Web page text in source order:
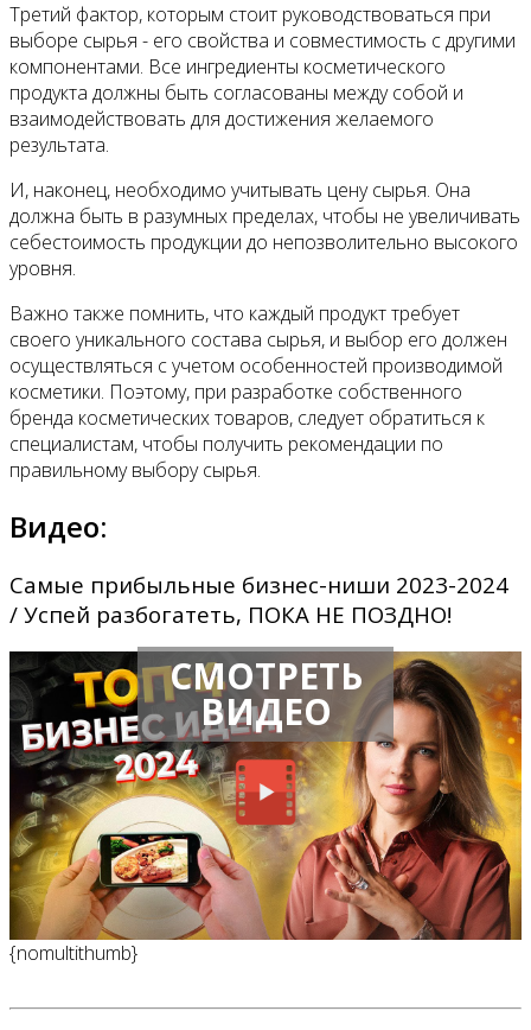
Третий фактор, которым стоит руководствоваться при
выборе сырья - его свойства и совместимость с другими
компонентами. Все ингредиенты косметического
продукта должны быть согласованы между собой и
взаимодействовать для достижения желаемого
результата.
И, наконец, необходимо учитывать цену сырья. Она
должна быть в разумных пределах, чтобы не увеличивать
себестоимость продукции до непозволительно высокого
уровня.
Важно также помнить, что каждый продукт требует
своего уникального состава сырья, и выбор его должен
осуществляться с учетом особенностей производимой
косметики. Поэтому, при разработке собственного
бренда косметических товаров, следует обратиться к
специалистам, чтобы получить рекомендации по
правильному выбору сырья.
Видео:
Самые прибыльные бизнес-ниши 2023-2024
/ Успей разбогатеть, ПОКА НЕ ПОЗДНО!
СМОТРЕТЬ
ВИДЕО
{nomultithumb}